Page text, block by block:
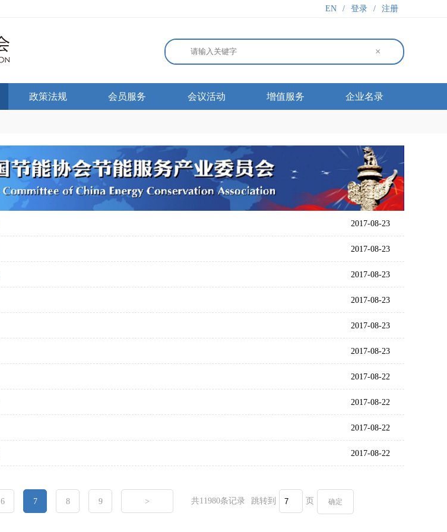
EN / 登录 / 注册
×
政策法规 会员服务 会议活动 增值服务 企业名录
2017-08-23
2017-08-23
2017-08-23
2017-08-23
2017-08-23
2017-08-23
2017-08-22
2017-08-22
2017-08-22
2017-08-22
6 7 8 9 > 共11980条记录 跳转到 页 确定